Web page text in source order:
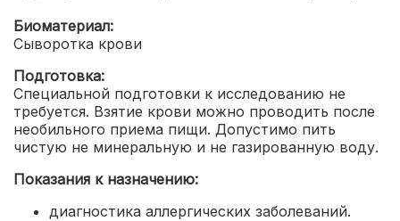
Биоматериал:
Сыворотка крови
Подготовка:
Специальной подготовки к исследованию не
требуется. Взятие крови можно проводить после
необильного приема пищи. Допустимо пить
чистую не минеральную и не газированную воду.
Показания к назначению:
диагностика аллергических заболеваний.